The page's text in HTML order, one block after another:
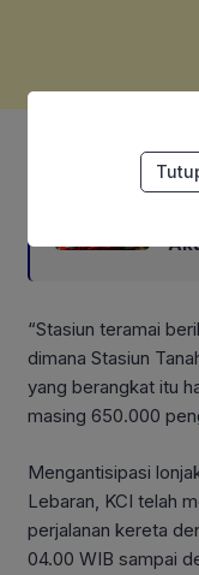
“Stasiun teramai
dimana Stasiun
yang berangkat itu
masing 650.000
Mengantisipasi
Lebaran, KCI telah
perjalanan kereta
04.00 WIB sampai